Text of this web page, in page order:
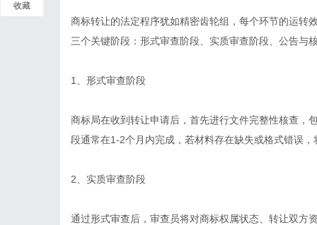
收藏
商标转让的法定程序犹如精密齿轮组，每个环节的运转
三个关键阶段：形式审查阶段、实质审查阶段、公告与
1、形式审查阶段
商标局在收到转让申请后，首先进行文件完整性核查，
段通常在1-2个月内完成，若材料存在缺失或格式错误
2、实质审查阶段
通过形式审查后，审查员将对商标权属状态、转让双方